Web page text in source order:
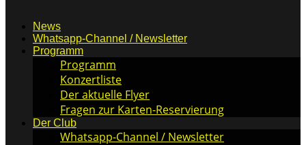
News
Whatsapp-Channel / Newsletter
Programm
Programm
Konzertliste
Der aktuelle Flyer
Fragen zur Karten-Reservierung
Der Club
Whatsapp-Channel / Newsletter